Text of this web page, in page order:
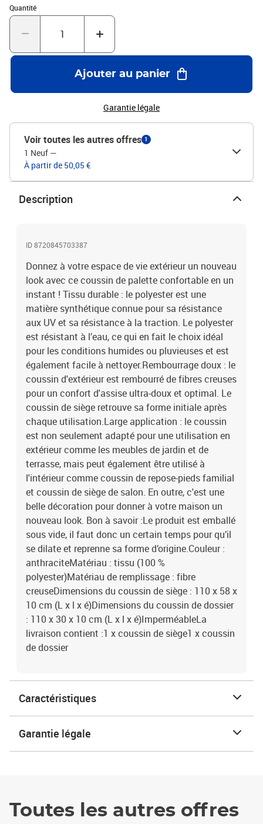
utilisation en extérieur comme les meubles de jardin et de terrasse,
mais peut également être utilisé à l'intérieur comme coussin de
repose-pieds familial et coussin de siège de salon. En outre, c'est
Bon à savoir :Le produit est emballé sous vide, il faut donc un
certain temps pour qu’il se dilate et reprenne sa forme
d’origine.Couleur : anthraciteMatériau : tissu (100 %
polyester)Matériau de remplissage : fibre creuseDimensions du
coussin de siège : 110 x 58 x 10 cm (L x l x é)Dimensions du
livraison contient :1 x coussin de siège1 x coussin de dossier
Quantité
Quantité : 1
Ajouter au panier
Garantie légale
Voir toutes les autres offres 1
1 Neuf —
À partir de 50,05 €
Description
ID 8720845703387
Donnez à votre espace de vie extérieur un nouveau
look avec ce coussin de palette confortable en un
instant ! Tissu durable : le polyester est une
matière synthétique connue pour sa résistance
aux UV et sa résistance à la traction. Le polyester
est résistant à l’eau, ce qui en fait le choix idéal
pour les conditions humides ou pluvieuses et est
également facile à nettoyer.Rembourrage doux : le
coussin d'extérieur est rembourré de fibres creuses
pour un confort d'assise ultra-doux et optimal. Le
coussin de siège retrouve sa forme initiale après
chaque utilisation.Large application : le coussin
est non seulement adapté pour une utilisation en
extérieur comme les meubles de jardin et de
terrasse, mais peut également être utilisé à
l'intérieur comme coussin de repose-pieds familial
et coussin de siège de salon. En outre, c'est une
belle décoration pour donner à votre maison un
nouveau look. Bon à savoir :Le produit est emballé
sous vide, il faut donc un certain temps pour qu’il
se dilate et reprenne sa forme d’origine.Couleur :
anthraciteMatériau : tissu (100 %
polyester)Matériau de remplissage : fibre
creuseDimensions du coussin de siège : 110 x 58 x
10 cm (L x l x é)Dimensions du coussin de dossier
: 110 x 30 x 10 cm (L x l x é)ImperméableLa
livraison contient :1 x coussin de siège1 x coussin
de dossier
Caractéristiques
Garantie légale
Toutes les autres offres